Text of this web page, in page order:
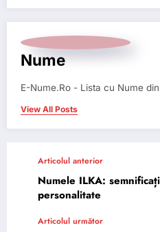
Nume
E-Nume.Ro - Lista cu Nume
View All Posts
Articolul anterior
Numele ILKA:
personalitate
Articolul următor